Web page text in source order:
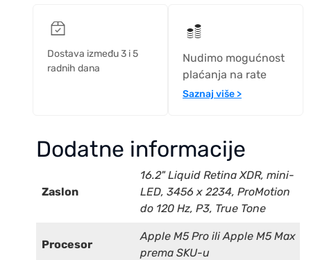
Dostava između 3 i 5
radnih dana
Nudimo mogućnost
plaćanja na rate
Saznaj više >
Dodatne informacije
Zaslon
16.2" Liquid Retina XDR, mini-
LED, 3456 x 2234, ProMotion
do 120 Hz, P3, True Tone
Procesor
Apple M5 Pro ili Apple M5 Max
prema SKU-u